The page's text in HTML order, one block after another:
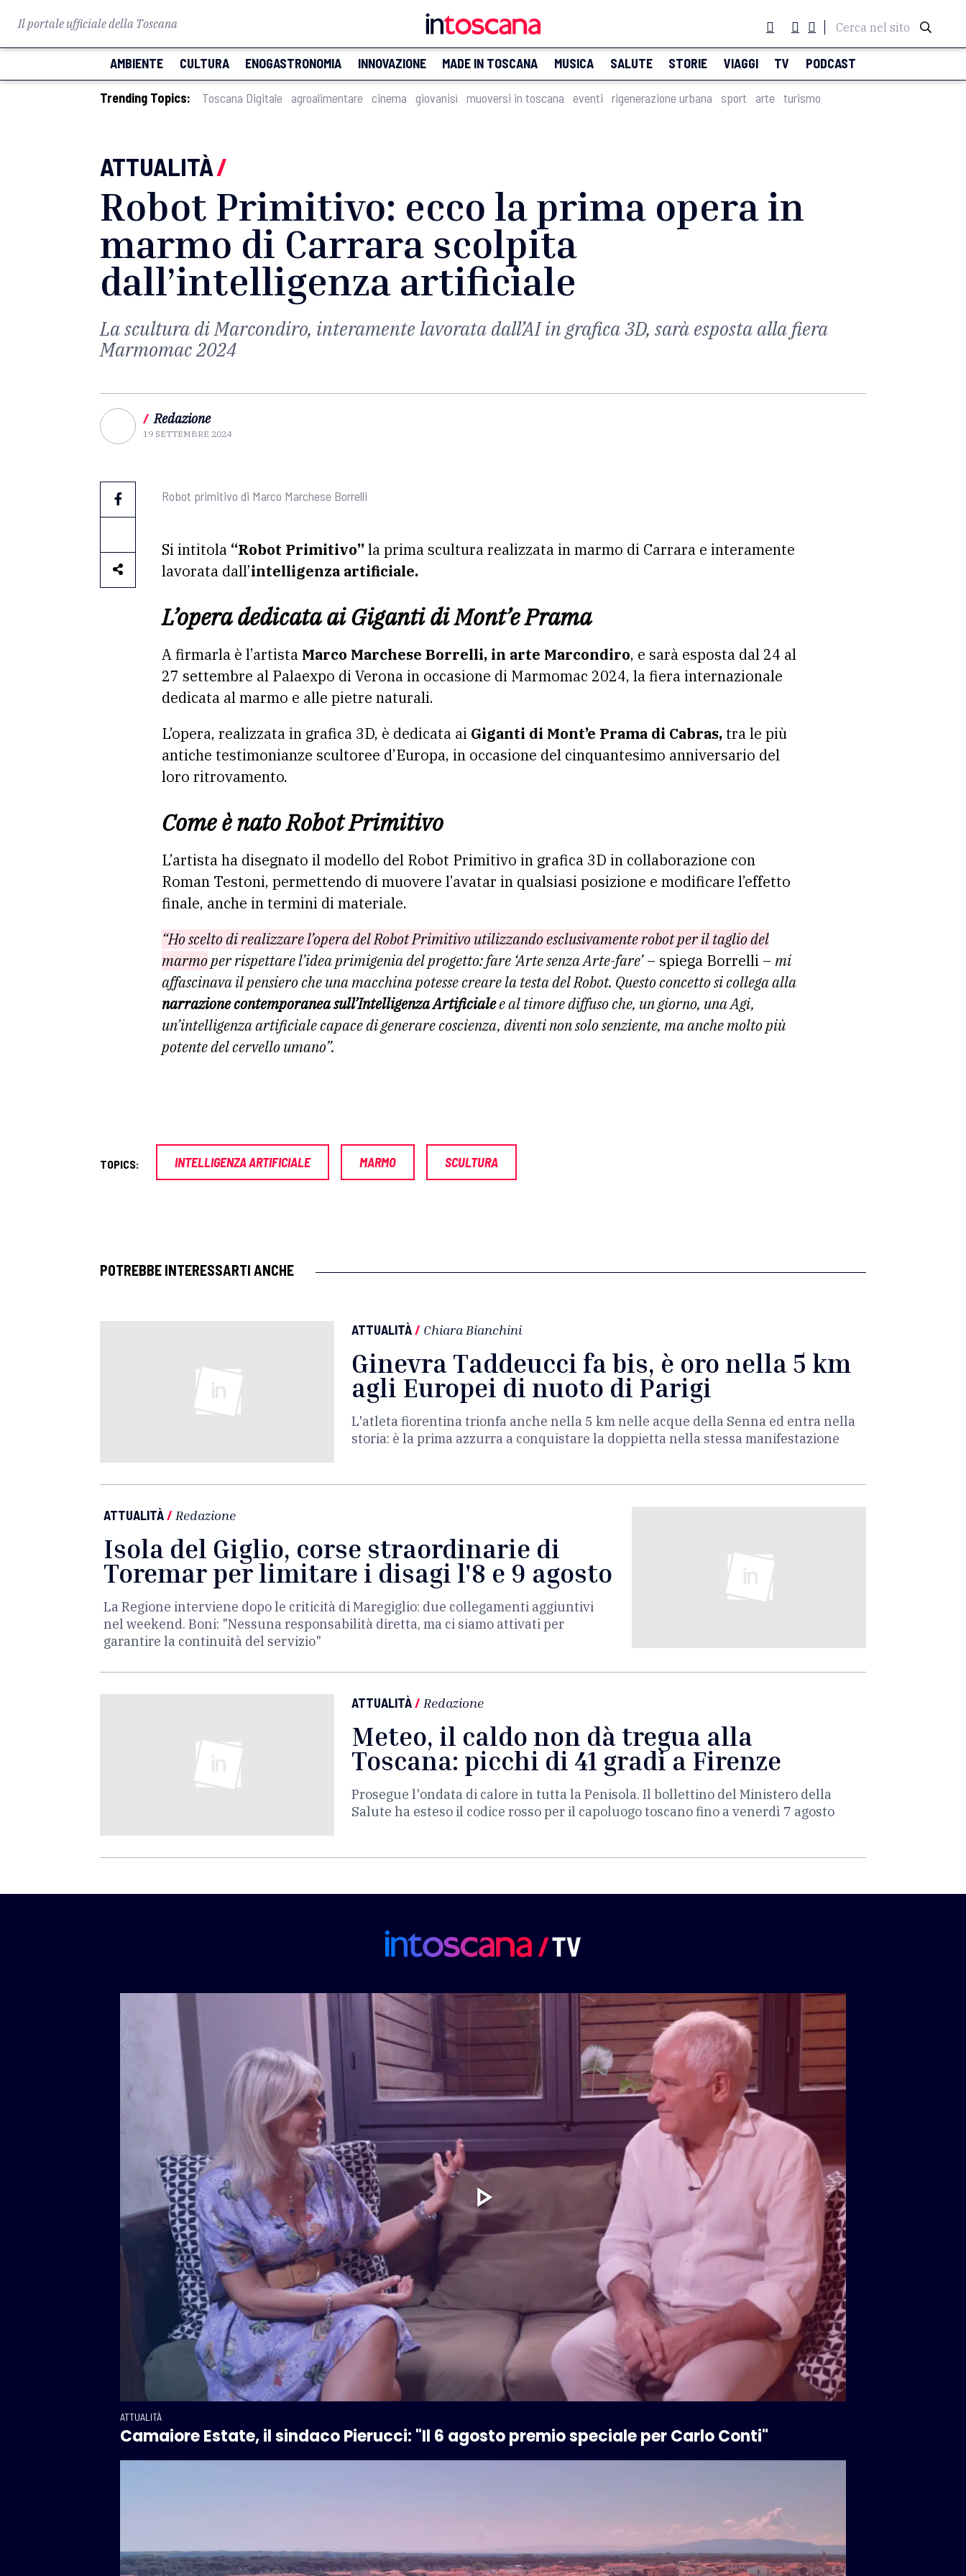
Il portale ufficiale della Toscana Cerca nel sito
AMBIENTE CULTURA ENOGASTRONOMIA INNOVAZIONE MADE IN TOSCANA MUSICA SALUTE STORIE VIAGGI TV PODCAST
Trending Topics: Toscana Digitale agroalimentare cinema giovanisì muoversi in toscana eventi rigenerazione urbana sport arte turismo
ATTUALITÀ/
Robot Primitivo: ecco la prima opera in
marmo di Carrara scolpita
dall’intelligenza artificiale
La scultura di Marcondiro, interamente lavorata dall’AI in grafica 3D, sarà esposta alla fiera
Marmomac 2024
/ Redazione
19 SETTEMBRE 2024
Robot primitivo di Marco Marchese Borrelli
Si intitola “Robot Primitivo”la prima scultura realizzata in marmo di Carrara e interamente
lavorata dall’intelligenza artificiale.
L’opera dedicata ai Giganti di Mont’e Prama
A firmarla è l’artista Marco Marchese Borrelli, in arte Marcondiro, e sarà esposta dal 24 al
27 settembre al Palaexpo di Verona in occasione di Marmomac 2024, la fiera internazionale
dedicata al marmo e alle pietre naturali.
L’opera, realizzata in grafica 3D, è dedicata ai Giganti di Mont’e Prama di Cabras, tra le più
antiche testimonianze scultoree d’Europa, in occasione del cinquantesimo anniversario del
loro ritrovamento.
Come è nato Robot Primitivo
L’artista ha disegnato il modello del Robot Primitivo in grafica 3D in collaborazione con
Roman Testoni, permettendo di muovere l’avatar in qualsiasi posizione e modificare l’effetto
finale, anche in termini di materiale.
“Ho scelto di realizzare l’opera del Robot Primitivo utilizzando esclusivamente robot per il taglio del
marmoper rispettare l’idea primigenia del progetto: fare ‘Arte senza Arte-fare’– spiega Borrelli – mi
affascinava il pensiero che una macchina potesse creare la testa del Robot. Questo concetto si collega alla
narrazione contemporanea sull’Intelligenza Artificialee al timore diffuso che, un giorno, una Agi,
un’intelligenza artificiale capace di generare coscienza, diventi non solo senziente, ma anche molto più
potente del cervello umano”.
TOPICS: INTELLIGENZA ARTIFICIALE MARMO SCULTURA
POTREBBE INTERESSARTI ANCHE
ATTUALITÀ/ Chiara Bianchini
Ginevra Taddeucci fa bis, è oro nella 5 km
agli Europei di nuoto di Parigi
L'atleta fiorentina trionfa anche nella 5 km nelle acque della Senna ed entra nella
storia: è la prima azzurra a conquistare la doppietta nella stessa manifestazione
ATTUALITÀ/ Redazione
Isola del Giglio, corse straordinarie di
Toremar per limitare i disagi l'8 e 9 agosto
La Regione interviene dopo le criticità di Maregiglio: due collegamenti aggiuntivi
nel weekend. Boni: "Nessuna responsabilità diretta, ma ci siamo attivati per
garantire la continuità del servizio"
ATTUALITÀ/ Redazione
Meteo, il caldo non dà tregua alla
Toscana: picchi di 41 gradi a Firenze
Prosegue l'ondata di calore in tutta la Penisola. Il bollettino del Ministero della
Salute ha esteso il codice rosso per il capoluogo toscano fino a venerdì 7 agosto
ATTUALITÀ
Camaiore Estate, il sindaco Pierucci: "Il 6 agosto premio speciale per Carlo Conti"